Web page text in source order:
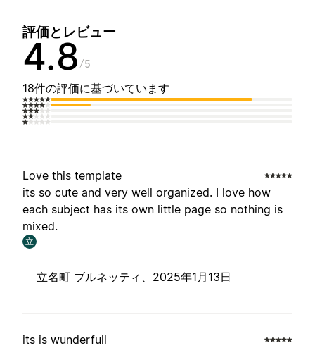
評価とレビュー
4.8 5
18件の評価に基づいています
Love this template
its so cute and very well organized. I love how
each subject has its own little page so nothing is
mixed.
立
立名町 ブルネッティ、 2025年1月13日
its is wunderfull